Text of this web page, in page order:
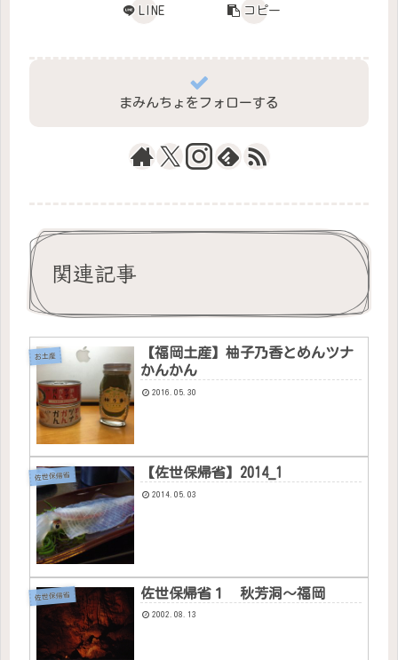
LINE コピー
まみんちょをフォローする
関連記事
お土産
【福岡土産】柚子乃香とめんツナ
かんかん
2016.05.30
佐世保帰省 【佐世保帰省】2014_1
2014.05.03
佐世保帰省 佐世保帰省１ 秋芳洞〜福岡
2002.08.13